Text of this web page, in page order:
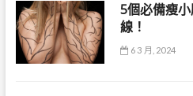
5個必備瘦
線！
6 3 月, 2024